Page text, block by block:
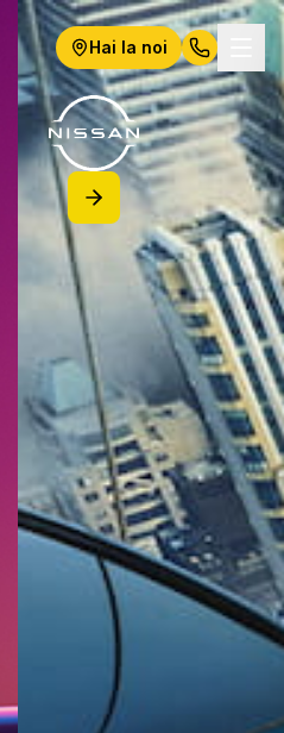
Hai la noi